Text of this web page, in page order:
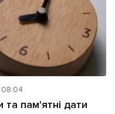
08:04
та пам'ятні дати